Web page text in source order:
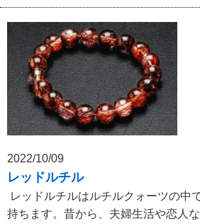
2022/10/09
レッドルチル
レッドルチルはルチルクォーツの中
持ちます。昔から、夫婦生活や恋人